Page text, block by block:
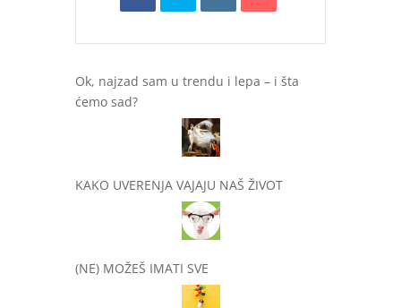
Ok, najzad sam u trendu i lepa – i šta
ćemo sad?
KAKO UVERENJA VAJAJU NAŠ ŽIVOT
(NE) MOŽEŠ IMATI SVE